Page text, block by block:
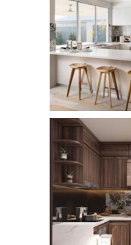
NỘI THẤT BẾP
NGHIỆP -